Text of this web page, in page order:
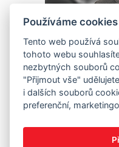
Používáme cookies
Tento web používá
tohoto webu
nezbytných souborů
"Přijmout vše"
i dalších souborů
preferenční,